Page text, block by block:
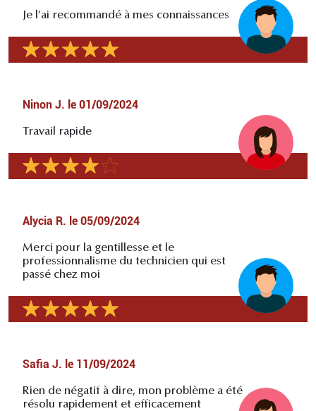
Je l’ai recommandé à mes connaissances
Ninon J. le 01/09/2024
Travail rapide
Alycia R. le 05/09/2024
Merci pour la gentillesse et le
professionnalisme du technicien qui est
passé chez moi
Safia J. le 11/09/2024
Rien de négatif à dire, mon problème a été
résolu rapidement et efficacement